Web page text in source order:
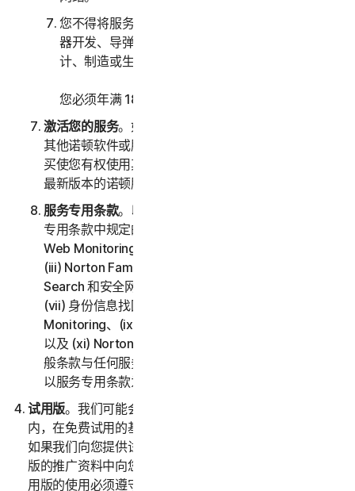
您不得将服务用于任何军事目的，包括网络战、武
器开发、导弹、核武器、生物武器或化学武器的设
计、制造或生产。
您必须年满 18 周岁才能购买我们的软件和服务。
激活您的服务。如果您选择通过软件或服务访问或使用
其他诺顿软件或服务，或者您的软件授权许可或服务购
买使您有权使用其他软件和服务，则表示您了解并接受
最新版本的诺顿服务条款。
服务专用条款。以下服务受本 LSA 的第三部分 – 服务
专用条款中规定的附加条款和条件的约束：(i) Dark
Web Monitoring、(ii) Norton Password Manager、
(iii) Norton Family 和家长控制、(iv) Norton Safe
Search 和安全网页、(v) 云备份、(vi) 技术支持服务、
(vii) 身份信息找回支持、(viii) Social Media
Monitoring、(ix) 防身份盗用保险、(x) Norton VPN，
以及 (xi) Norton Small Business。如果第二部分 - 一
般条款与任何服务专用条款之间存在冲突或不一致，则
以服务专用条款为准并适用。
试用版。我们可能会在诺顿卫复客自行决定的指定时间
内，在免费试用的基础上提供服务（以下称“
如果我们向您提供试用版，则会在注册时和/或介绍试用
版的推广资料中向您提供试用版的专用条款，并且您对试
用版的使用必须遵守这些专用条款。除非试用优惠的专用